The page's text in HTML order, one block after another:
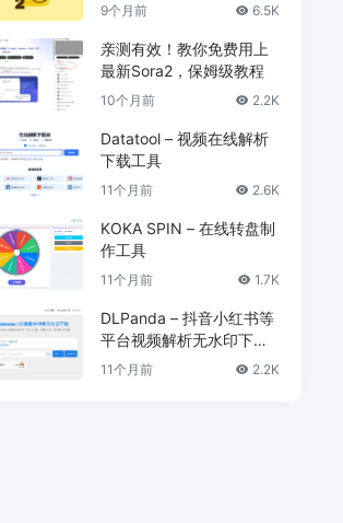
9个月前 6.5K
亲测有效！教你免费用上
最新Sora2，保姆级教程
10个月前 2.2K
Datatool – 视频在线解析
下载工具
11个月前 2.6K
KOKA SPIN – 在线转盘制
作工具
11个月前 1.7K
DLPanda – 抖音小红书等
平台视频解析无水印下载
工具
11个月前 2.2K